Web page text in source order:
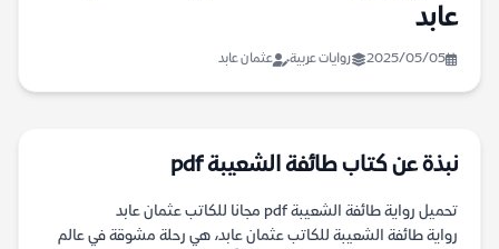
عابد
2025/05/05 روايات عربية عثمان عابد
نبذة عن كتاب طائفة الشعيبة pdf
تحميل رواية طائفة الشعيبة pdf مجانا للكاتب عثمان عابد
رواية طائفة الشعيبة للكاتب عثمان عابد، هي رحلة مشوقة في عالم